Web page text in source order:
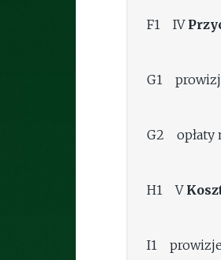
F1 IV
G1
G2 opłaty
H1 V
I1